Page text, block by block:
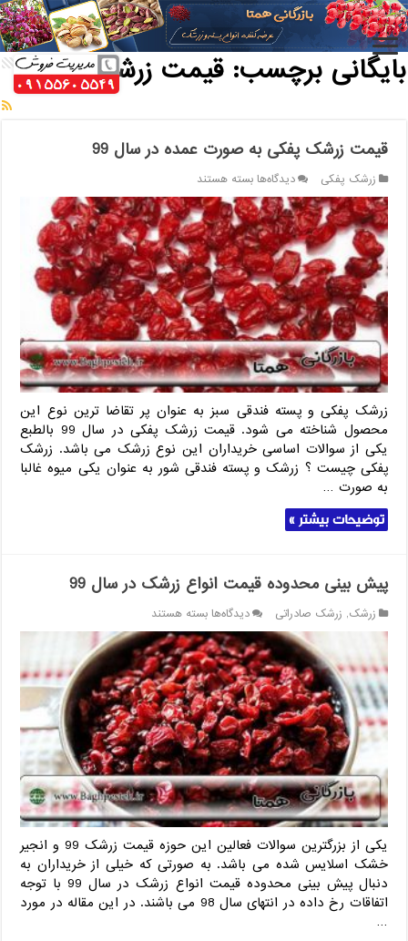
خانه / بایگانی برچسب: قیمت زرشک پفکی
بایگانی برچسب:قیمت زرشک پفکی
قیمت زرشک پفکی به صورت عمده در سال 99
زرشک پفکی دیدگاه‌هابرای
قیمت
زرشک
پفکی
به
صورت
عمده
در
سال
99
بسته هستند
زرشک پفکی و پسته فندقی سبز به عنوان پر تقاضا ترین نوع این
محصول شناخته می شود. قیمت زرشک پفکی در سال 99 بالطبع
یکی از سوالات اساسی خریداران این نوع زرشک می باشد. زرشک
پفکی چیست ؟ زرشک و پسته فندقی شور به عنوان یکی میوه غالبا
به صورت …
توضیحات بیشتر »
پیش بینی محدوده قیمت انواع زرشک در سال 99
زرشک, زرشک صادراتی دیدگاه‌هابرای
پیش
بینی
محدوده
قیمت
انواع
زرشک
در
سال
99
بسته هستند
یکی از بزرگترین سوالات فعالین این حوزه قیمت زرشک 99 و انجیر
خشک اسلایس شده می باشد. به صورتی که خیلی از خریداران به
دنبال پیش بینی محدوده قیمت انواع زرشک در سال 99 با توجه
اتفاقات رخ داده در انتهای سال 98 می باشند. در این مقاله در مورد
…